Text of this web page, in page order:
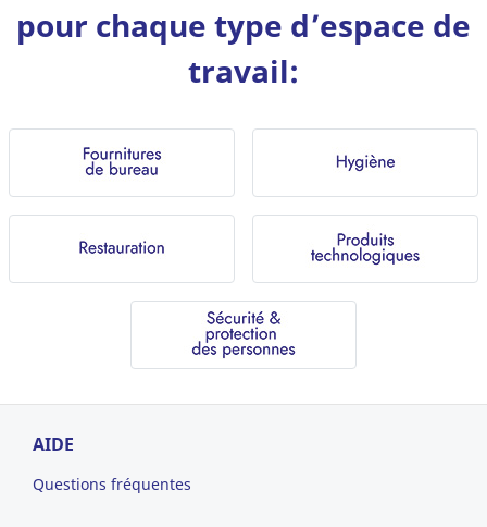
pour chaque type d’espace de
travail:
AIDE
Questions fréquentes